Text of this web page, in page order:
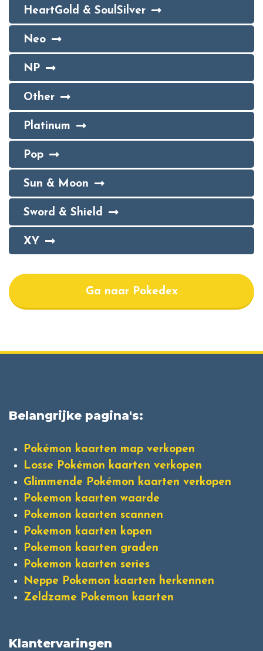
HeartGold & SoulSilver
Neo
NP
Other
Platinum
Pop
Sun & Moon
Sword & Shield
XY
Ga naar Pokedex
Belangrijke pagina's:
Pokémon kaarten map verkopen
Losse Pokémon kaarten verkopen
Glimmende Pokémon kaarten verkopen
Pokemon kaarten waarde
Pokemon kaarten scannen
Pokemon kaarten kopen
Pokemon kaarten graden
Pokemon kaarten series
Neppe Pokemon kaarten herkennen
Zeldzame Pokemon kaarten
Klantervaringen